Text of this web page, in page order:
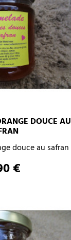
DOUCE AU
douce au safran
€
PANIER